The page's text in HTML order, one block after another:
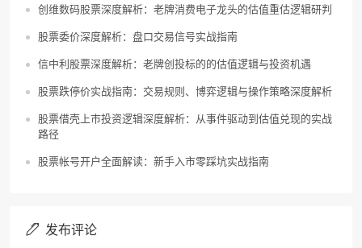
创维数码股票深度解析：老牌消费电子龙头的估值重估逻辑研判
股票委价深度解析：盘口交易信号实战指南
信中利股票深度解析：老牌创投标的的估值逻辑与投资机遇
股票跌停价实战指南：交易规则、博弈逻辑与操作策略深度解析
股票借壳上市投资逻辑深度解析：从事件驱动到估值兑现的实战
路径
股票帐号开户全面解读：新手入市零踩坑实战指南
发布评论